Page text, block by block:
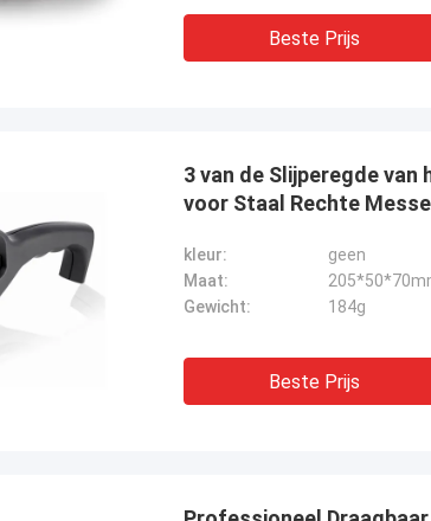
Beste Prijs
3 van de Slijperegde
voor Staal Rechte
kleur:
geen
Maat:
Gewicht:
184g
Beste Prijs